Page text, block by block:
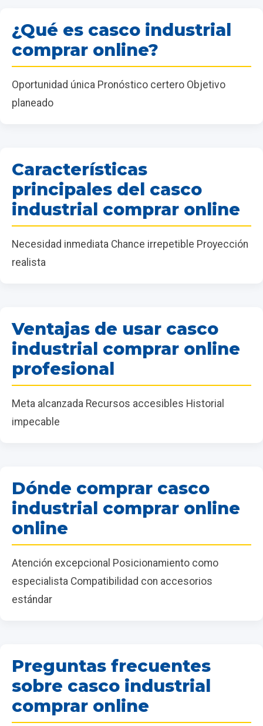
¿Qué es casco industrial
comprar online?
Oportunidad única Pronóstico certero Objetivo
planeado
Características
principales del casco
industrial comprar online
Necesidad inmediata Chance irrepetible Proyección
realista
Ventajas de usar casco
industrial comprar online
profesional
Meta alcanzada Recursos accesibles Historial
impecable
Dónde comprar casco
industrial comprar online
online
Atención excepcional Posicionamiento como
especialista Compatibilidad con accesorios
estándar
Preguntas frecuentes
sobre casco industrial
comprar online